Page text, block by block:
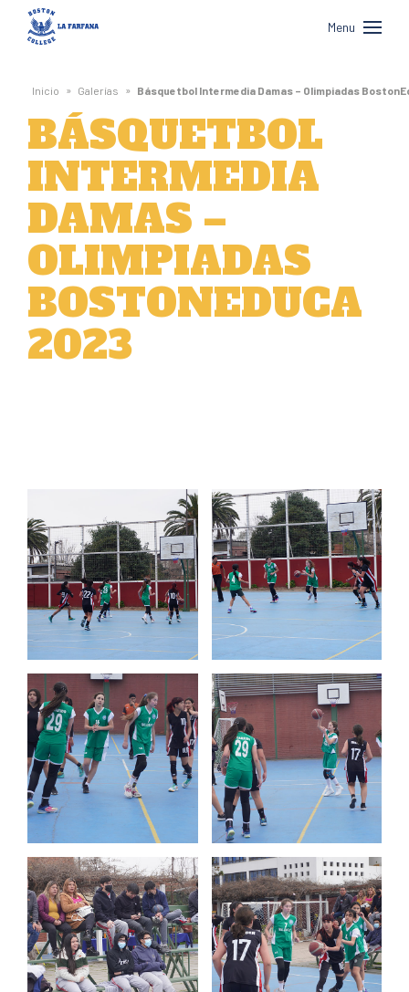
Boston
College
La
Farfana
Menu
Inicio » Galerías » Básquetbol Intermedia Damas – Olimpiadas
BÁSQUETBOL
INTERMEDIA
DAMAS –
OLIMPIADAS
BOSTONEDUCA
2023